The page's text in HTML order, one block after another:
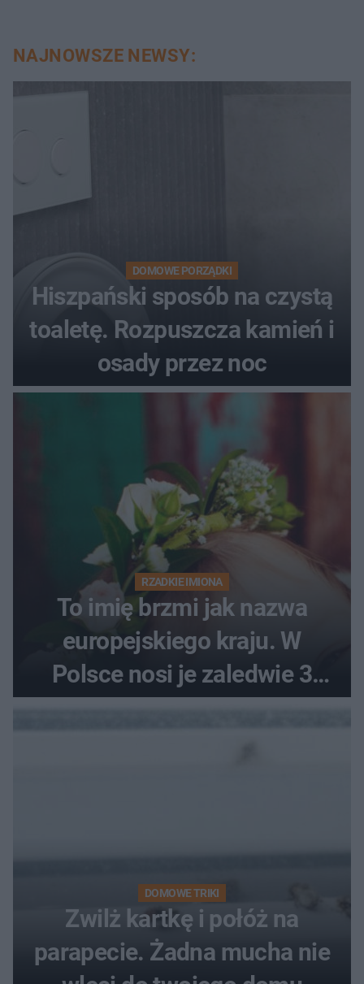
NAJNOWSZE NEWSY:
DOMOWE PORZĄDKI
Hiszpański sposób na czystą
toaletę. Rozpuszcza kamień i
osady przez noc
RZADKIE IMIONA
To imię brzmi jak nazwa
europejskiego kraju. W
Polsce nosi je zaledwie 3
DOMOWE TRIKI
Zwilż kartkę i połóż na
parapecie. Żadna mucha nie